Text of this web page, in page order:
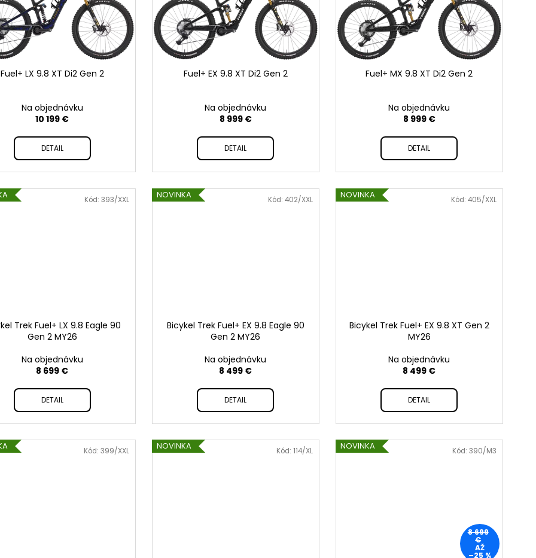
Fuel+ LX 9.8 XT Di2 Gen 2
Na objednávku
10 199 €
DETAIL
Fuel+ EX 9.8 XT Di2 Gen 2
Na objednávku
8 999 €
DETAIL
Fuel+ MX 9.8 XT Di2 Gen 2
Na objednávku
8 999 €
DETAIL
Trek Fuel+ LX 9.8 Eagle 90
Gen 2 MY26
Na objednávku
8 699 €
DETAIL
Kód:393/XXL NOVINKA
Bicykel Trek Fuel+ EX 9.8 Eagle 90
Gen 2 MY26
Na objednávku
8 499 €
DETAIL
Kód: 402/XXL NOVINKA
Bicykel Trek Fuel+ EX 9.8 XT Gen 2
MY26
Na objednávku
8 499 €
DETAIL
Kód: 405/XXL
Kód:399/XXL NOVINKA Kód: 114/XL NOVINKA
8 699
€
AŽ
–25 %
Kód: 390/M3
TREK CIRCUIT THERMAL
CYCLING BIB TIGHT
89,99 €
99,99 €
RUKAVICE FOX RACING X
TREK RANGER NA
HORSKÚ CYKLISTIKU
23,99 €
Pôvodne: